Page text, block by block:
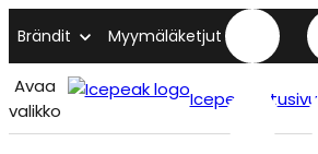
Brändit Myymäläketjut
Avaa
valikko
Icepeak etusivu